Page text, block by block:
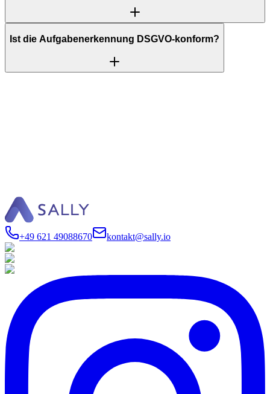
Ist die Aufgabenerkennung DSGVO-konform?
+49 621 49088670 kontakt@sally.io